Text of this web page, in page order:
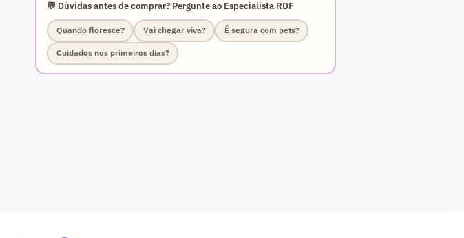
💬 Dúvidas antes de comprar? Pergunte ao Especialista RDF
Quando floresce? Vai chegar viva? É segura com pets?
Cuidados nos primeiros dias?